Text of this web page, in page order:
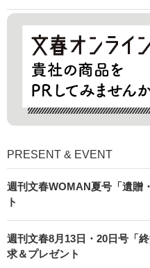
PRESENT & EVENT
週刊文春WOMAN夏号「遺贈
ト
週刊文春8月13日・20日号「
求＆プレゼント